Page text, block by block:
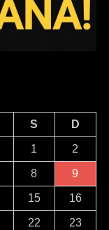
S D
1 2
8 9
15 16
22 23